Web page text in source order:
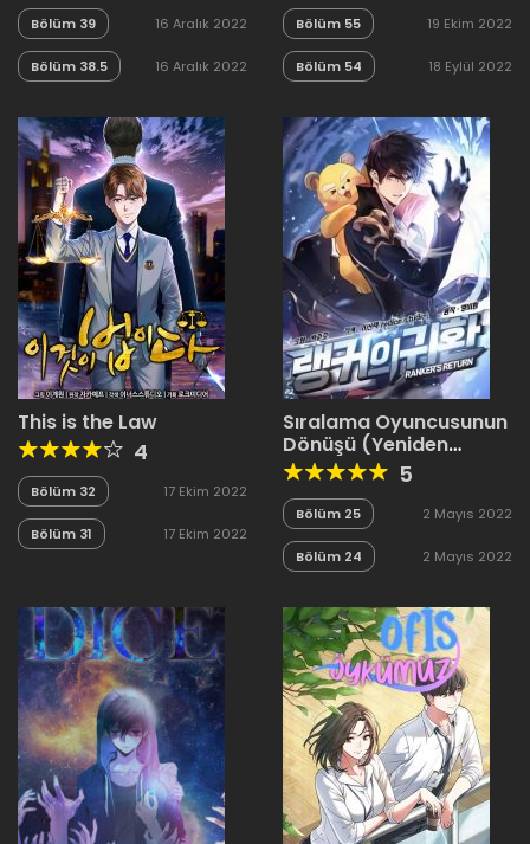
Bölüm 39 16 Aralık 2022
Bölüm 38.5 16 Aralık 2022
Bölüm 55 19 Ekim 2022
Bölüm 54 18 Eylül 2022
This is the Law
4
Bölüm 32 17 Ekim 2022
Bölüm 31 17 Ekim 2022
Sıralama Oyuncusunun
Dönüşü (Yeniden
Yapım)
5
Bölüm 25 2 Mayıs 2022
Bölüm 24 2 Mayıs 2022